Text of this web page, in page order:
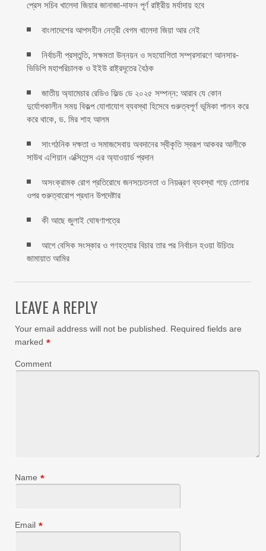
প্রেস সচিব খালেদা জিয়ার জানাজা-দাফন পূর্ণ রাষ্ট্রীয় মর্যাদায় হবে
বাংলাদেশের আপসহীন নেত্রী বেগম খালেদা জিয়া আর নেই
নির্বাচনী প্রস্তুতি, সক্ষমতা উন্নয়ন ও সহযোগিতা সম্প্রসারণে আনসার-
ভিডিপি মহাপরিচালক ও ইইউ রাষ্ট্রদূতের বৈঠক
জাতীয় অ্যামেচার রেডিও ফিল্ড ডে ২০২৫ সম্পন্ন: আরাব যে কোন
দুর্যোগকালীন সময় বিকল্প যোগাযোগ ব্যবস্থা হিসেবে গুরুত্বপূর্ণ ভূমিকা পালন করে
করে থাকে, ড. মির শাহ আলম
সাংগঠনিক দক্ষতা ও সমাজসেবায় অবদানের স্বীকৃতি স্বরূপ আকবর আলীকে
সাউথ এশিয়ান এক্সিলেন্স এর অ্যাওয়ার্ড প্রদান
অসংক্রামক রোগ প্রতিরোধে জনসচেতনতা ও নিয়ন্ত্রণ ব্যবস্থা গড়ে তোলার
ওপর গুরুত্বারোপ প্রধান উপদেষ্টার
কী আছে জুলাই ঘোষণাপত্রে
আগে বেসিক সংস্কার ও গণহত্যার বিচার তার পর নির্বাচন হওয়া উচিতঃ
জামায়াত আমির
LEAVE A REPLY
Your email address will not be published.
Required fields are
marked *
Comment
Name *
Email *